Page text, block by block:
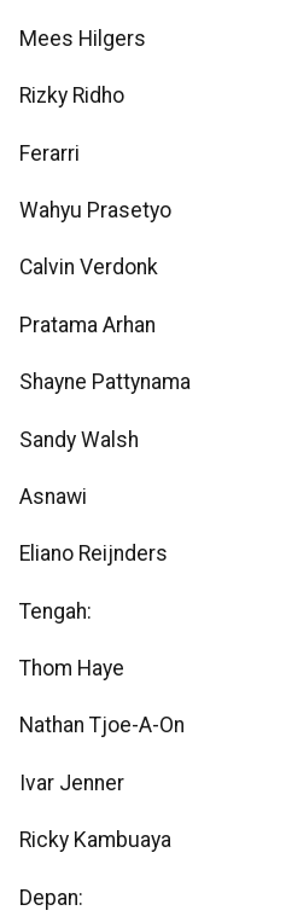
Mees Hilgers
Rizky Ridho
Ferarri
Wahyu Prasetyo
Calvin Verdonk
Pratama Arhan
Shayne Pattynama
Sandy Walsh
Asnawi
Eliano Reijnders
Tengah:
Thom Haye
Nathan Tjoe-A-On
Ivar Jenner
Ricky Kambuaya
Depan: